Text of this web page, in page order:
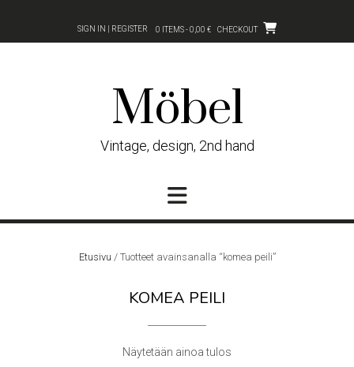
content
SIGN IN | REGISTER 0 ITEMS - 0,00 € CHECKOUT
Möbel
Vintage, design, 2nd hand
Etusivu / Tuotteet avainsanalla “komea peili”
KOMEA PEILI
Näytetään ainoa tulos